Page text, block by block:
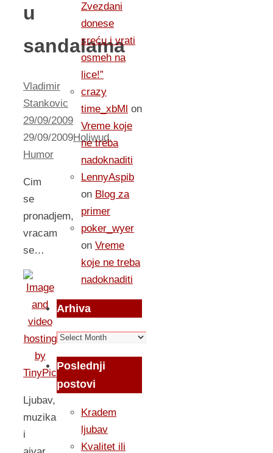
u
sandalama
Vladimir
Stankovic
29/09/2009
29/09/2009Holiwud,
Humor
Cim
se
pronadjem,
vracam
se…
Ljubav,
muzika
i
Zvezdani
donese
sreću i vrati
osmeh na
lice!”
crazy
time_xbMl on
Vreme koje
ne treba
nadoknaditi
LennyAspib
on Blog za
primer
poker_wyer
on Vreme
koje ne treba
nadoknaditi
Arhiva
Arhiva
Poslednji
postovi
Kradem
ljubav
Kvalitet ili